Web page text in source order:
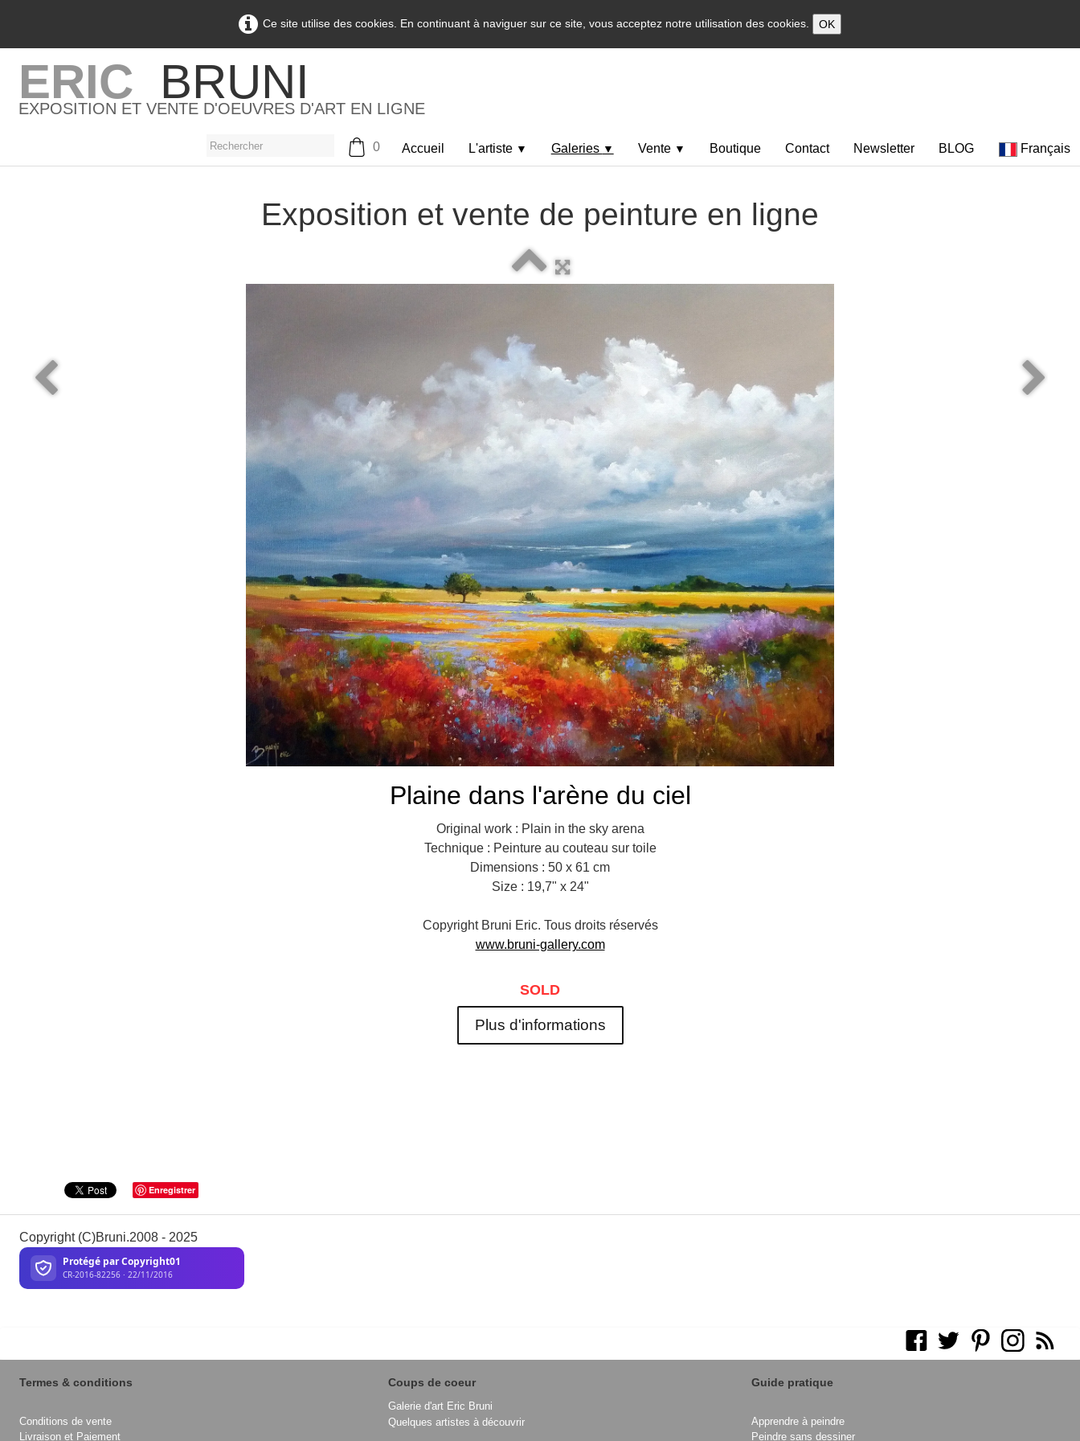
Ce site utilise des cookies. En continuant à naviguer sur ce site, vous acceptez notre utilisation des cookies. OK
ERIC BRUNI
EXPOSITION ET VENTE D'OEUVRES D'ART EN LIGNE
0 Accueil L'artiste ▼ Galeries ▼ Vente ▼ Boutique Contact Newsletter BLOG Français
Exposition et vente de peinture en ligne
Plaine dans l'arène du ciel
Original work : Plain in the sky arena
Technique : Peinture au couteau sur toile
Dimensions : 50 x 61 cm
Size : 19,7" x 24"
Copyright Bruni Eric. Tous droits réservés
www.bruni-gallery.com
SOLD
Plus d'informations
Enregistrer
Copyright (C)Bruni.2008 - 2025
Termes & conditions
Conditions de vente
Livraison et Paiement
Coups de coeur
Galerie d'art Eric Bruni
Quelques artistes à découvrir
Guide pratique
Apprendre à peindre
Peindre sans dessiner